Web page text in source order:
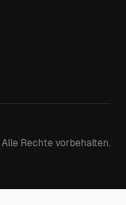
Alle Rechte vorbehalten.